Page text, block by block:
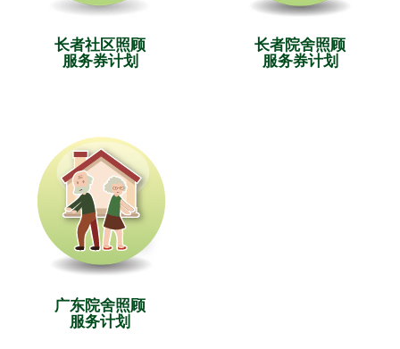
长者社区照顾
服务券计划
长者院舍照顾
服务券计划
广东院舍照顾
服务计划